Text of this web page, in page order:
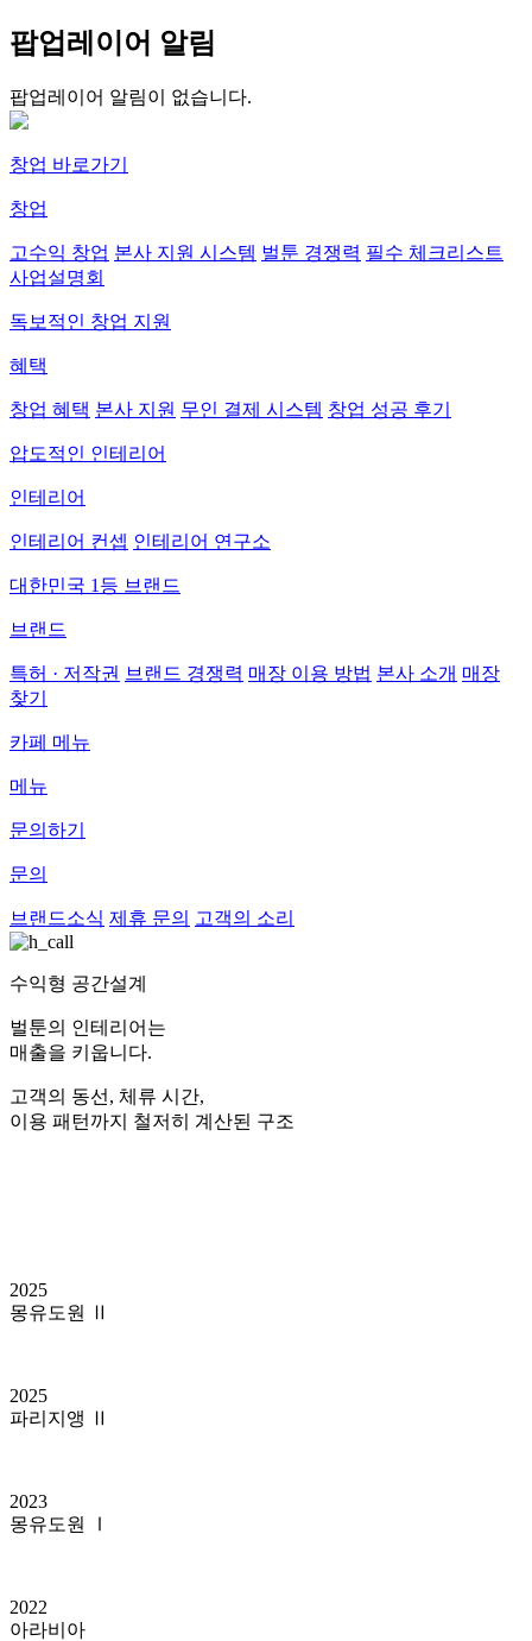
팝업레이어 알림
팝업레이어 알림이 없습니다.
창업 바로가기
창업
고수익 창업 본사 지원 시스템 벌툰 경쟁력 필수 체크리스트
사업설명회
독보적인 창업 지원
혜택
창업 혜택 본사 지원 무인 결제 시스템 창업 성공 후기
압도적인 인테리어
인테리어
인테리어 컨셉 인테리어 연구소
대한민국 1등 브랜드
브랜드
특허 · 저작권 브랜드 경쟁력 매장 이용 방법 본사 소개 매장
찾기
카페 메뉴
메뉴
문의하기
문의
브랜드소식 제휴 문의 고객의 소리
수익형 공간설계
벌툰의 인테리어는
매출을 키웁니다.
고객의 동선, 체류 시간,
이용 패턴까지 철저히 계산된 구조
2025
몽유도원 Ⅱ
2025
파리지앵 Ⅱ
2023
몽유도원 Ⅰ
2022
아라비아